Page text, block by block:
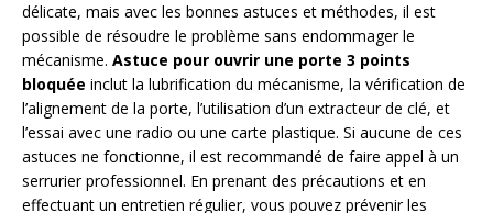
délicate, mais avec les bonnes astuces et méthodes, il est
possible de résoudre le problème sans endommager le
mécanisme. Astuce pour ouvrir une porte 3 points
bloquée inclut la lubrification du mécanisme, la vérification de
l’alignement de la porte, l’utilisation d’un extracteur de clé, et
l’essai avec une radio ou une carte plastique. Si aucune de ces
astuces ne fonctionne, il est recommandé de faire appel à un
serrurier professionnel. En prenant des précautions et en
effectuant un entretien régulier, vous pouvez prévenir les